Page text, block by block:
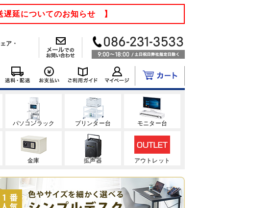
遅延についてのお知らせ 】
ア・
パソコンラック プリンター台 モニター台
金庫 拡声器 アウトレット